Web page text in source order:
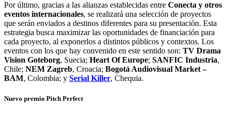
Por último, gracias a las alianzas establecidas entre Conecta y otros
eventos internacionales, se realizará una selección de proyectos
que serán enviados a destinos diferentes para su presentación. Esta
estrategia busca maximizar las oportunidades de financiación para
cada proyecto, al exponerlos a distintos públicos y contextos. Los
eventos con los que hay convenido en este sentido son: TV Drama
Vision Goteborg, Suecia; Heart Of Europe; SANFIC Industria,
Chile; NEM Zagreb, Croacia; Bogotá Audiovisual Market –
BAM, Colombia; y Serial Killer, Chequia.
Nuevo premio Pitch Perfect